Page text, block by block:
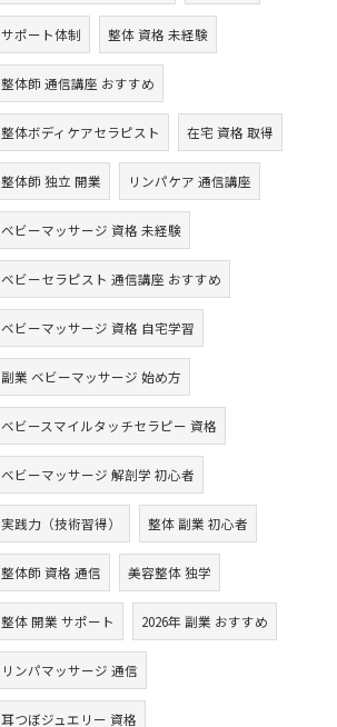
サポート体制 整体 資格 未経験
整体師 通信講座 おすすめ
整体ボディケアセラピスト 在宅 資格 取得
整体師 独立 開業 リンパケア 通信講座
ベビーマッサージ 資格 未経験
ベビーセラピスト 通信講座 おすすめ
ベビーマッサージ 資格 自宅学習
副業 ベビーマッサージ 始め方
ベビースマイルタッチセラピー 資格
ベビーマッサージ 解剖学 初心者
実践力（技術習得） 整体 副業 初心者
整体師 資格 通信 美容整体 独学
整体 開業 サポート 2026年 副業 おすすめ
リンパマッサージ 通信
耳つぼジュエリー 資格